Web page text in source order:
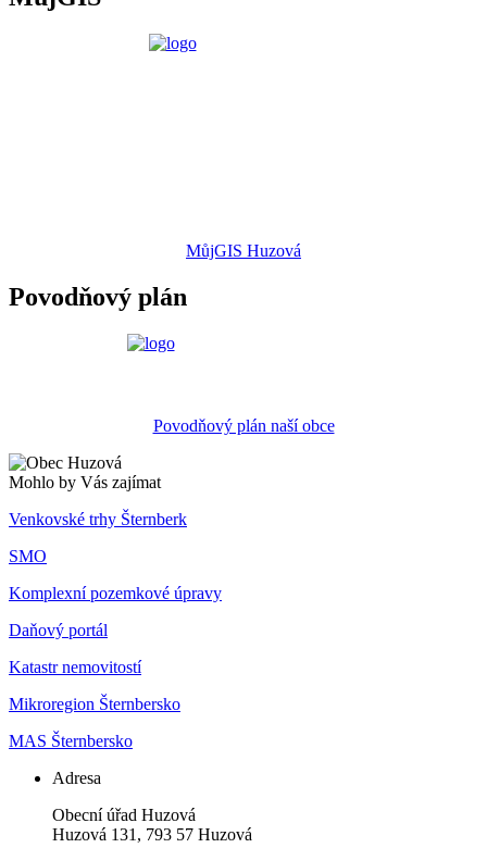
MůjGIS Huzová
Povodňový plán
Povodňový plán naší obce
Mohlo by Vás zajímat
Venkovské trhy Šternberk
SMO
Komplexní pozemkové úpravy
Daňový portál
Katastr nemovitostí
Mikroregion Šternbersko
MAS Šternbersko
Adresa
Obecní úřad Huzová
Huzová 131, 793 57 Huzová